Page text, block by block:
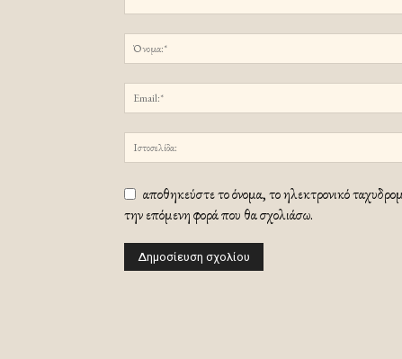
αποθηκεύστε το όνομα, το ηλεκτρονικό
την επόμενη φορά που θα σχολιάσω.